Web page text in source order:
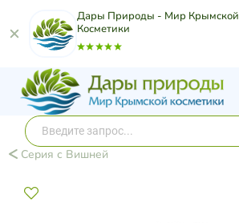
Дары Природы - Мир Крымской
Косметики
Серия с Вишней